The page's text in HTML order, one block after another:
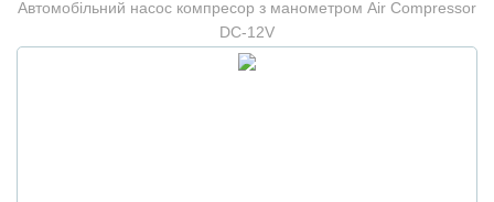
Автомобільний насос компресор з манометром Air Compressor
DC-12V